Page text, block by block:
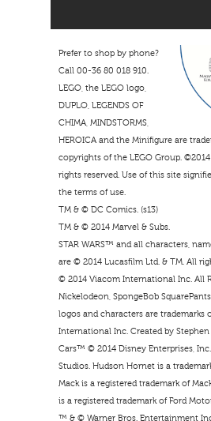
Prefer to shop by phone?
Call 00-36 80 018 910.
LEGO, the LEGO logo,
DUPLO, LEGENDS OF
CHIMA, MINDSTORMS,
HEROICA and the Minifigure are
copyrights of the LEGO Group.
rights reserved. Use of this site
the terms of use.
TM & © DC Comics. (s13)
TM & © 2014 Marvel & Subs.
STAR WARS™ and all characters,
are © 2014 Lucasfilm Ltd. & TM. All
© 2014 Viacom International Inc. All
Nickelodeon, SpongeBob
logos and characters are trademarks
International Inc. Created by
Cars™ © 2014 Disney Enterprises,
Studios. Hudson Hornet is a
Mack is a registered trademark of
is a registered trademark of Ford
™ & © Warner Bros. Entertainment